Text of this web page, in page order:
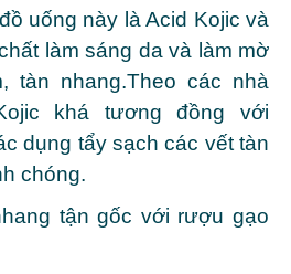
uống này là Acid Kojic và
làm sáng da và làm mờ
tàn nhang.Theo các nhà
khá tương đồng với
dụng tẩy sạch các vết tàn
chóng.
tận gốc với rượu gạo